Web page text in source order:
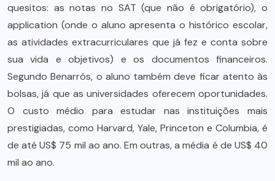
quesitos: as notas no SAT (que não é obrigatório), o
application (onde o aluno apresenta o histórico escolar,
as atividades extracurriculares que já fez e conta sobre
sua vida e objetivos) e os documentos financeiros.
Segundo Benarrós, o aluno também deve ficar atento às
bolsas, já que as universidades oferecem oportunidades.
O custo médio para estudar nas instituições mais
prestigiadas, como Harvard, Yale, Princeton e Columbia, é
de até US$ 75 mil ao ano. Em outras, a média é de US$ 40
mil ao ano.